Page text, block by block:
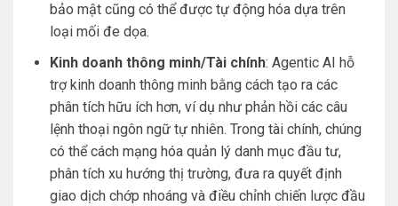
bảo mật cũng có thể được tự động hóa dựa trên
loại mối đe dọa.
Kinh doanh thông minh/Tài chính: Agentic AI hỗ
trợ kinh doanh thông minh bằng cách tạo ra các
phân tích hữu ích hơn, ví dụ như phản hồi các câu
lệnh thoại ngôn ngữ tự nhiên. Trong tài chính, chúng
có thể cách mạng hóa quản lý danh mục đầu tư,
phân tích xu hướng thị trường, đưa ra quyết định
giao dịch chớp nhoáng và điều chỉnh chiến lược đầu